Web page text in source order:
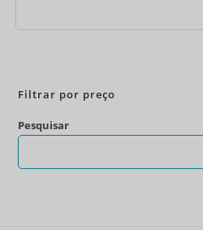
Filtrar por preço
Pesquisar